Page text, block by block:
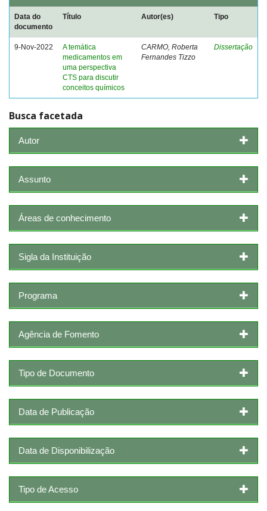
Data do
documento
Título Autor(es) Tipo
9-Nov-2022
A temática
medicamentos em
uma perspectiva
CTS para discutir
conceitos químicos
CARMO, Roberta
Fernandes Tizzo
Dissertação
Busca facetada
Autor
Assunto
Áreas de conhecimento
Sigla da Instituição
Programa
Agência de Fomento
Tipo de Documento
Data de Publicação
Data de Disponibilização
Tipo de Acesso